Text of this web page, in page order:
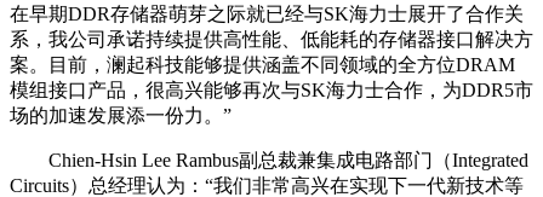
在早期DDR存储器萌芽之际就已经与SK海力士展开了合作关
系，我公司承诺持续提供高性能、低能耗的存储器接口解决方
案。目前，澜起科技能够提供涵盖不同领域的全方位DRAM
模组接口产品，很高兴能够再次与SK海力士合作，为DDR5市
场的加速发展添一份力。”
Chien-Hsin Lee Rambus副总裁兼集成电路部门（Integrated
Circuits）总经理认为：“我们非常高兴在实现下一代新技术等